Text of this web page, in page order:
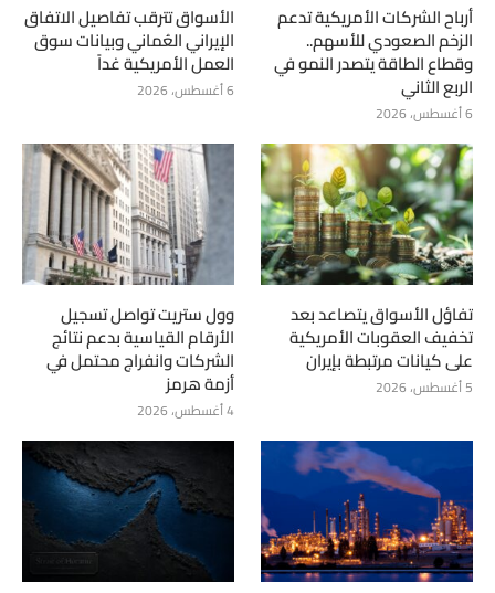
أرباح الشركات الأمريكية تدعم
الزخم الصعودي للأسهم..
وقطاع الطاقة يتصدر النمو في
الربع الثاني
6 أغسطس، 2026
الأسواق تترقب تفاصيل الاتفاق
الإيراني العُماني وبيانات سوق
العمل الأمريكية غداً
6 أغسطس، 2026
تفاؤل الأسواق يتصاعد بعد
تخفيف العقوبات الأمريكية
على كيانات مرتبطة بإيران
5 أغسطس، 2026
وول ستريت تواصل تسجيل
الأرقام القياسية بدعم نتائج
الشركات وانفراج محتمل في
أزمة هرمز
4 أغسطس، 2026